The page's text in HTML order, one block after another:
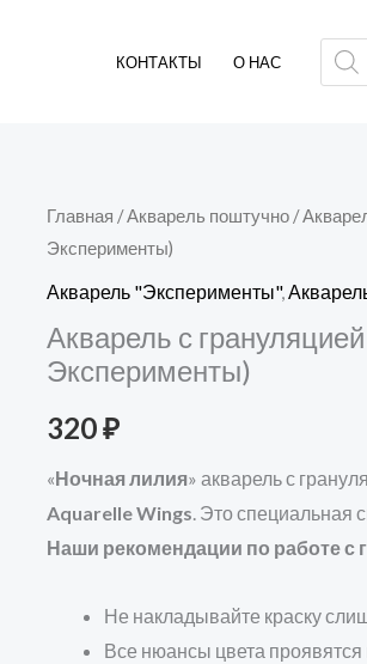
КОНТАКТЫ О НАС
Главная /Акварель поштучно /
Эксперименты)
Акварель "Эксперименты",
Акварель с
Эксперименты)
320₽
«Ночная лилия» акварель с
Aquarelle Wings . Это специальная
Наши рекомендации по работе с
Не накладывайте краску
Все нюансы цвета